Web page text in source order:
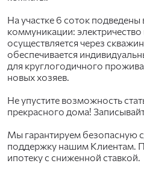
На участке 6 соток
коммуникации:
осуществляется через
обеспечивается
для круглогодичного
новых хозяев.
Не упустите возможность
прекрасного дома!
Мы гарантируем безопасную
поддержку нашим Клиентам.
ипотеку с сниженной ставкой.